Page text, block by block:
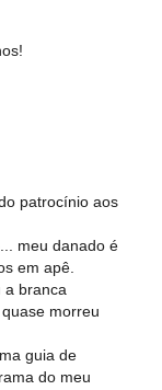
patrocínio aos
meu danado é
em apê.
a branca
morreu
guia de
do meu